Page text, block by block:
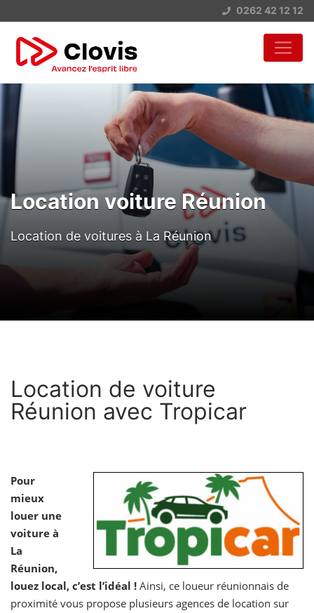
0262 42 12 12
Location voiture Réunion
Location de voitures à La Réunion
Location de voiture
Réunion avec Tropicar
Pour
mieux
louer une
voiture à
La
Réunion,
louez local, c’est l’idéal ! Ainsi, ce loueur réunionnais de
proximité vous propose plusieurs agences de location sur